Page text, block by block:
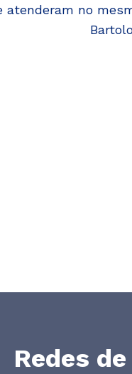
atenderam no
Redes